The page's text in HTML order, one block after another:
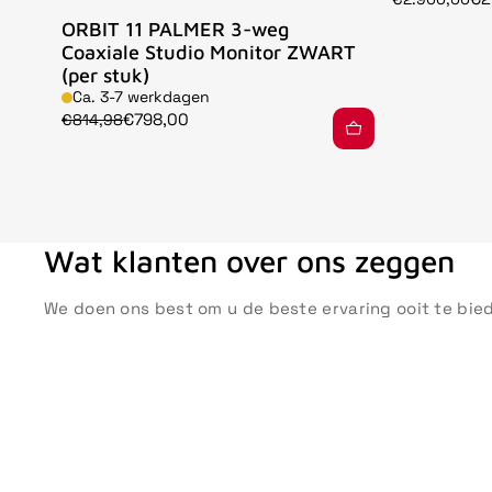
ORBIT 11 PALMER 3-weg
Coaxiale Studio Monitor ZWART
(per stuk)
Ca. 3-7 werkdagen
€814,98€798,00
Wat klanten over ons zeggen
We doen ons best om u de beste ervaring ooit te